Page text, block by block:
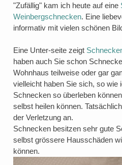
"Zufällig" kam ich heute auf eine
Weinbergschnecken. Eine
informativ mit vielen schönen
Eine Unter-seite zeigt
haben auch Sie schon
Wohnhaus teilweise oder gar
vielleicht haben Sie sich, so wie
Schnecken so überleben
selbst heilen können.
der Verletzung an.
Schnecken besitzen sehr gute
selbst grössere Hausschäden
können.